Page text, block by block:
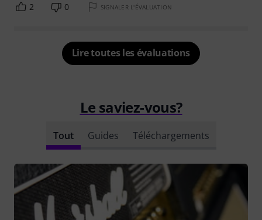
2 0 SIGNALER L'ÉVALUATION
Lire toutes les évaluations
Le saviez-vous?
Tout Guides Téléchargements